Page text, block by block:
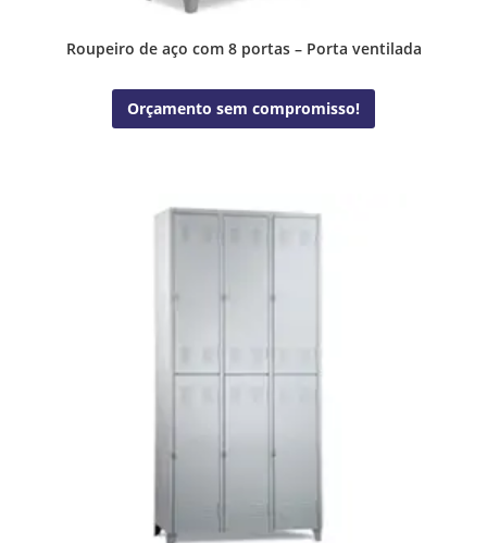
Roupeiro de aço com 8 portas – Porta ventilada
Orçamento sem compromisso!